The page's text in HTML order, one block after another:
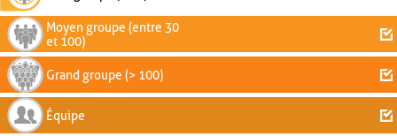
Moyen groupe (entre 30
et 100)
Grand groupe (> 100)
Équipe